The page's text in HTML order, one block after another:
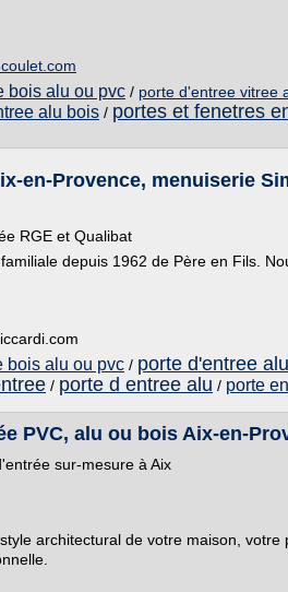
bois alu ou pvc / porte d'entree vitree
alu bois / portes et fenetres
en-Provence, menuiserie
RGE et Qualibat
depuis 1962 de Père en Fils.
bois alu ou pvc / porte d'entree
/ porte d entree alu / porte
PVC, alu ou bois Aix-en-
sur-mesure à Aix
architectural de votre maison, votre